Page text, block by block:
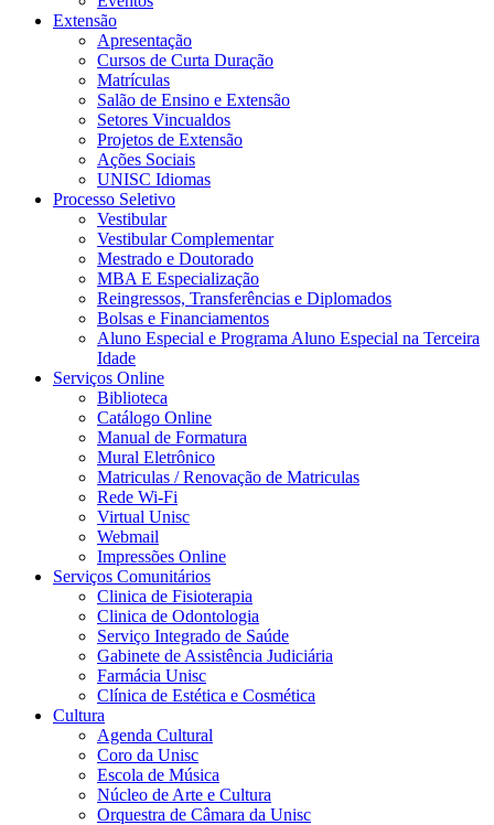
Extensão
Apresentação
Cursos de Curta Duração
Matrículas
Salão de Ensino e Extensão
Setores Vincualdos
Projetos de Extensão
Ações Sociais
UNISC Idiomas
Processo Seletivo
Vestibular
Vestibular Complementar
Mestrado e Doutorado
MBA E Especialização
Reingressos, Transferências e Diplomados
Bolsas e Financiamentos
Aluno Especial e Programa Aluno Especial na Terceira
Idade
Serviços Online
Biblioteca
Catálogo Online
Manual de Formatura
Mural Eletrônico
Matriculas / Renovação de Matriculas
Rede Wi-Fi
Virtual Unisc
Webmail
Impressões Online
Serviços Comunitários
Clinica de Fisioterapia
Clinica de Odontologia
Serviço Integrado de Saúde
Gabinete de Assistência Judiciária
Farmácia Unisc
Clínica de Estética e Cosmética
Cultura
Agenda Cultural
Coro da Unisc
Escola de Música
Núcleo de Arte e Cultura
Orquestra de Câmara da Unisc